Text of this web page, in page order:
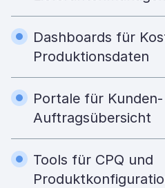
Dashboards für
Produktionsdaten
Portale für
Auftragsübersicht
Tools für CPQ und